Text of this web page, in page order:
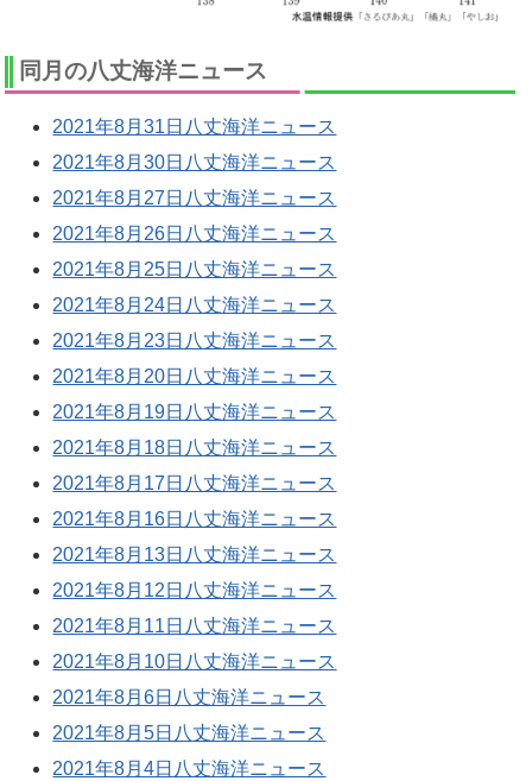
同月の八丈海洋ニュース
2021年8月31日八丈海洋ニュース
2021年8月30日八丈海洋ニュース
2021年8月27日八丈海洋ニュース
2021年8月26日八丈海洋ニュース
2021年8月25日八丈海洋ニュース
2021年8月24日八丈海洋ニュース
2021年8月23日八丈海洋ニュース
2021年8月20日八丈海洋ニュース
2021年8月19日八丈海洋ニュース
2021年8月18日八丈海洋ニュース
2021年8月17日八丈海洋ニュース
2021年8月16日八丈海洋ニュース
2021年8月13日八丈海洋ニュース
2021年8月12日八丈海洋ニュース
2021年8月11日八丈海洋ニュース
2021年8月10日八丈海洋ニュース
2021年8月6日八丈海洋ニュース
2021年8月5日八丈海洋ニュース
2021年8月4日八丈海洋ニュース